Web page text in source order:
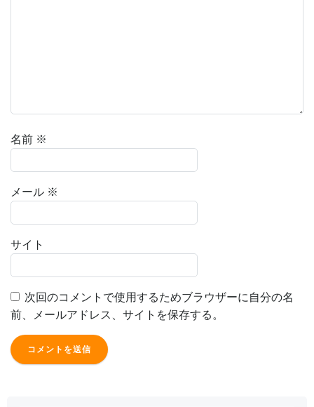
名前 ※
メール ※
サイト
次回のコメントで使用するためブラウザーに自分の名
前、メールアドレス、サイトを保存する。